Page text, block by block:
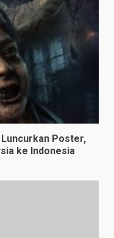
Luncurkan Poster,
ke Indonesia